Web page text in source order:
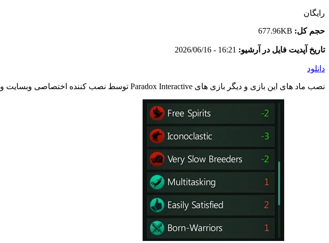
رایگان
حجم کل: 677.96KB
تاریخ آپدیت فایل در آرشیو: 16:21 - 2026/06/16
دانلود
نصب ماد های این بازی و دیگر بازی های Paradox Interactive توسط نصب کننده اختصاصی وبسایت و به صورت خودکار انجام می شود. در صورت مشاهده اشکال در ماد اینستالر با پشتیبانی تماس بگیرید.